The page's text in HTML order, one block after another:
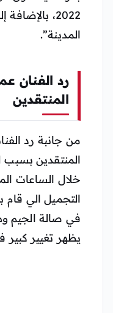
2022،
المدينة”.
رد الفنان
المنتقدين
من جانبة رد
المنتقدين بسبب
خلال الساعات
التجميل الي
في صالة الجيم
يظهر تغيير